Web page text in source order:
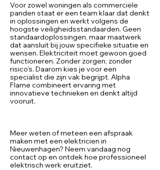
Voor zowel woningen als commerciële
panden staat er een team klaar dat denkt
in oplossingen en werkt volgens de
hoogste veiligheidsstandaarden. Geen
standaardoplossingen, maar maatwerk
dat aansluit bij jouw specifieke situatie en
wensen. Elektriciteit moet gewoon goed
functioneren. Zonder zorgen, zonder
risico’s. Daarom kies je voor een
specialist die zijn vak begrijpt. Alpha
Flame combineert ervaring met
innovatieve technieken en denkt altijd
vooruit.
Meer weten of meteen een afspraak
maken met een elektricien in
Nieuwenhagen? Neem vandaag nog
contact op en ontdek hoe professioneel
elektrisch werk eruitziet.